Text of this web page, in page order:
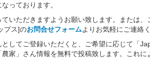
っております。
いただきますようお願い致します。または、
プス]のお問合せフォームよりお気軽にご連絡
してご登録いただくと、ご希望に応じて「
家」さん情報を無料で投稿致します。これに